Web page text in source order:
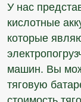
У нас
кислотные
которые
машин. Вы
тяговую